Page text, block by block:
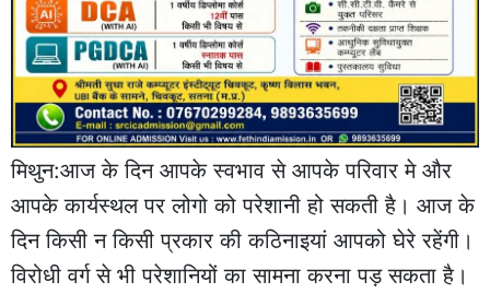
मिथुन:आज के दिन आपके स्वभाव से आपके परिवार मे और
आपके कार्यस्थल पर लोगो को परेशानी हो सकती है। आज के
दिन किसी न किसी प्रकार की कठिनाइयां आपको घेरे रहेंगी।
विरोधी वर्ग से भी परेशानियों का सामना करना पड़ सकता है।